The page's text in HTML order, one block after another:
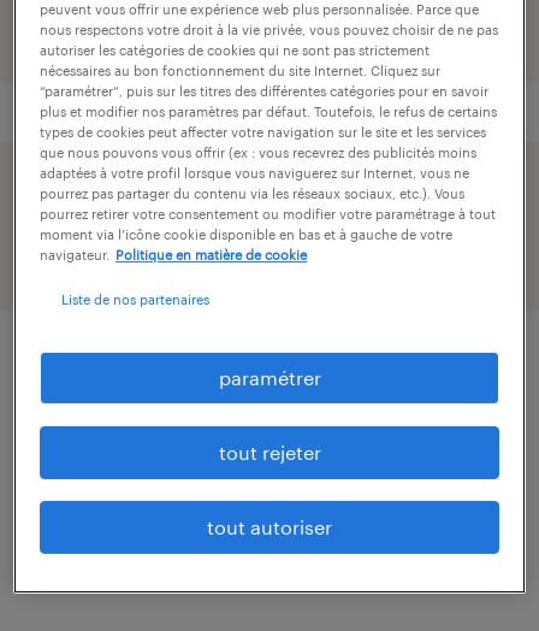
postuler simplement avec votre profil linkedin.
descriptif du poste
Rattaché(e) au chef d'atelier, vos principales
peuvent vous offrir une expérience web plus personnalisée. Parce que
nous respectons votre droit à la vie privée, vous pouvez choisir de ne pas
autoriser les catégories de cookies qui ne sont pas strictement
nécessaires au bon fonctionnement du site Internet. Cliquez sur
“paramétrer”, puis sur les titres des différentes catégories pour en savoir
plus et modifier nos paramètres par défaut. Toutefois, le refus de certains
types de cookies peut affecter votre navigation sur le site et les services
que nous pouvons vous offrir (ex : vous recevrez des publicités moins
adaptées à votre profil lorsque vous naviguerez sur Internet, vous ne
pourrez pas partager du contenu via les réseaux sociaux, etc.). Vous
pourrez retirer votre consentement ou modifier votre paramétrage à tout
moment via l’icône cookie disponible en bas et à gauche de votre
navigateur.
Politique en matière de cookie
Liste de nos partenaires
paramétrer
tout rejeter
tout autoriser